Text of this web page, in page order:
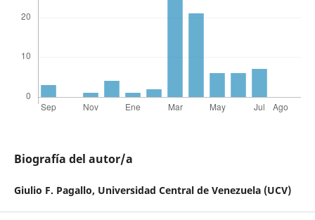
Biografía del autor/a
Giulio F. Pagallo, Universidad Central de Venezuela (UCV)